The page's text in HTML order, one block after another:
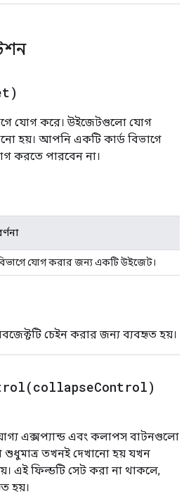
যোগ করে। উইজেটগুলো যোগ
হয়। আপনি একটি কার্ড বিভাগে
করতে পারবেন না।
যোগ করার জন্য একটি উইজেট।
চেইন করার জন্য ব্যবহৃত হয়।
collapseControl)
এক্সপ্যান্ড এবং কলাপস বাটনগুলো
তখনই দেখানো হয় যখন
এই ফিল্ডটি সেট করা না থাকলে,
হয়।